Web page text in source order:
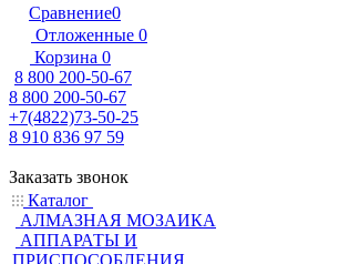
Сравнение0
Отложенные 0
Корзина 0
8 800 200-50-67
8 800 200-50-67
+7(4822)73-50-25
8 910 836 97 59
Заказать звонок
Каталог
АЛМАЗНАЯ МОЗАИКА
АППАРАТЫ И
ПРИСПОСОБЛЕНИЯ